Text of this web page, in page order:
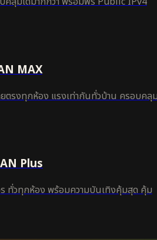
MAX
ตรงทุกห้อง แรงเท่ากันทั่วบ้าน ครอบคลุ
Plus
ทั่วทุกห้อง พร้อมความบันเทิงคุ้มสุด คุ้ม